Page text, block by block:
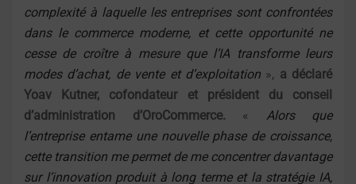
complexité à laquelle les entreprises sont confrontées
dans le commerce moderne, et cette opportunité ne
cesse de croître à mesure que l’IA transforme leurs
modes d’achat, de vente et d’exploitation», a déclaré
Yoav Kutner, cofondateur et président du conseil
d’administration d’OroCommerce. « Alors que
l’entreprise entame une nouvelle phase de croissance,
cette transition me permet de me concentrer davantage
sur l’innovation produit à long terme et la stratégie IA,